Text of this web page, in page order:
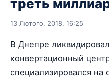
треть
13 Лютого, 2018, 16:25
В Днепре
конвертационный
специализировался на